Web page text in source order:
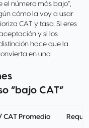
el número más bajo”,
cómo la voy a usar
CAT y tasa. Si eres
y si los
hace que la
en una
“bajo CAT”
CAT Promedio